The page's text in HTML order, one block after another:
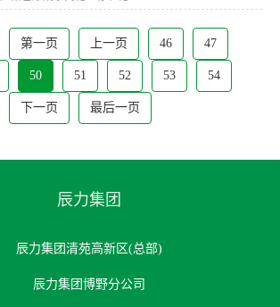
第一页 上一页 46 47
50 51 52 53 54
下一页 最后一页
辰力集团
辰力集团清苑高新区(总部)
辰力集团博野分公司